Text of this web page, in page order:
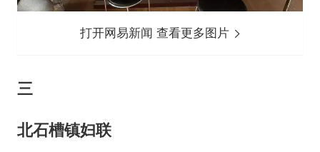
打开网易新闻 查看更多图片
三
北石槽镇妇联